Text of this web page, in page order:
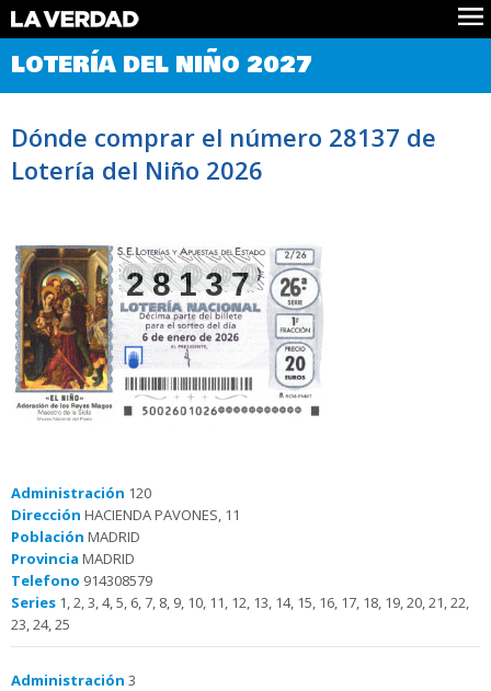
Comprobar Loteria del Niño
Premios
Noticias
Datos
LOTERÍA DEL NIÑO 2027
Dónde comprar el número 28137 de
Lotería del Niño 2026
28137
Administración 120
Dirección HACIENDA PAVONES, 11
Población MADRID
Provincia MADRID
Telefono 914308579
Series 1, 2, 3, 4, 5, 6, 7, 8, 9, 10, 11, 12, 13, 14, 15, 16, 17, 18, 19, 20, 21, 22,
23, 24, 25
Administración 3